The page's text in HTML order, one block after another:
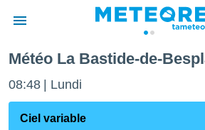
de
Météo La Bastide-de-
08:48 Lundi
Ciel variable